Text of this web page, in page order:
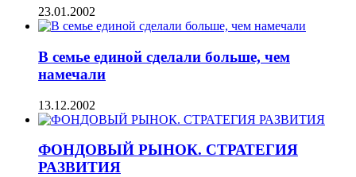
23.01.2002
В семье единой сделали больше, чем
намечали
13.12.2002
ФОНДОВЫЙ РЫНОК. СТРАТЕГИЯ
РАЗВИТИЯ